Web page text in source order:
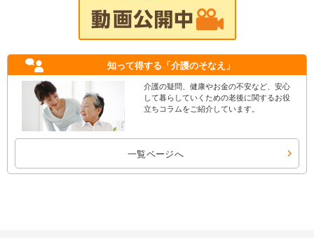
知って得する 「介護のそなえ」
介護の疑問、健康やお金の不安など、安心
して暮らしていくための老後に関するお役
立ちコラムをご紹介しています。
一覧ページへ